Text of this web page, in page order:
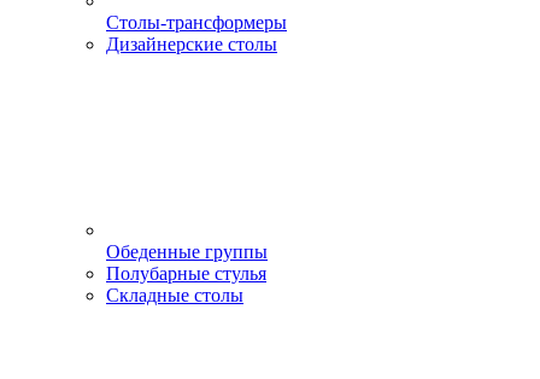
Столы-трансформеры
Дизайнерские столы
Обеденные группы
Полубарные стулья
Складные столы